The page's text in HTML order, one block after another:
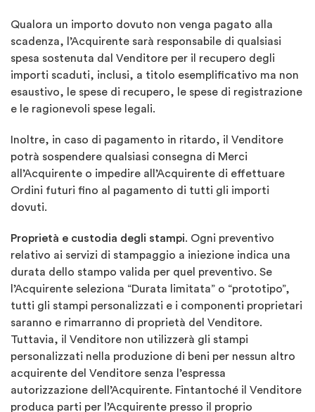
Qualora un importo dovuto non venga pagato alla
scadenza, l’Acquirente sarà responsabile di qualsiasi
spesa sostenuta dal Venditore per il recupero degli
importi scaduti, inclusi, a titolo esemplificativo ma non
esaustivo, le spese di recupero, le spese di registrazione
e le ragionevoli spese legali.
Inoltre, in caso di pagamento in ritardo, il Venditore
potrà sospendere qualsiasi consegna di Merci
all’Acquirente o impedire all’Acquirente di effettuare
Ordini futuri fino al pagamento di tutti gli importi
dovuti.
Proprietà e custodia degli stampi. Ogni preventivo
relativo ai servizi di stampaggio a iniezione indica una
durata dello stampo valida per quel preventivo. Se
l’Acquirente seleziona “Durata limitata” o “prototipo”,
tutti gli stampi personalizzati e i componenti proprietari
saranno e rimarranno di proprietà del Venditore.
Tuttavia, il Venditore non utilizzerà gli stampi
personalizzati nella produzione di beni per nessun altro
acquirente del Venditore senza l’espressa
autorizzazione dell’Acquirente. Fintantoché il Venditore
produca parti per l’Acquirente presso il proprio